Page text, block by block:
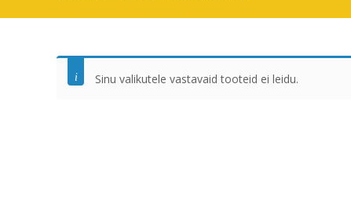
Sinu valikutele vastavaid tooteid ei leidu.